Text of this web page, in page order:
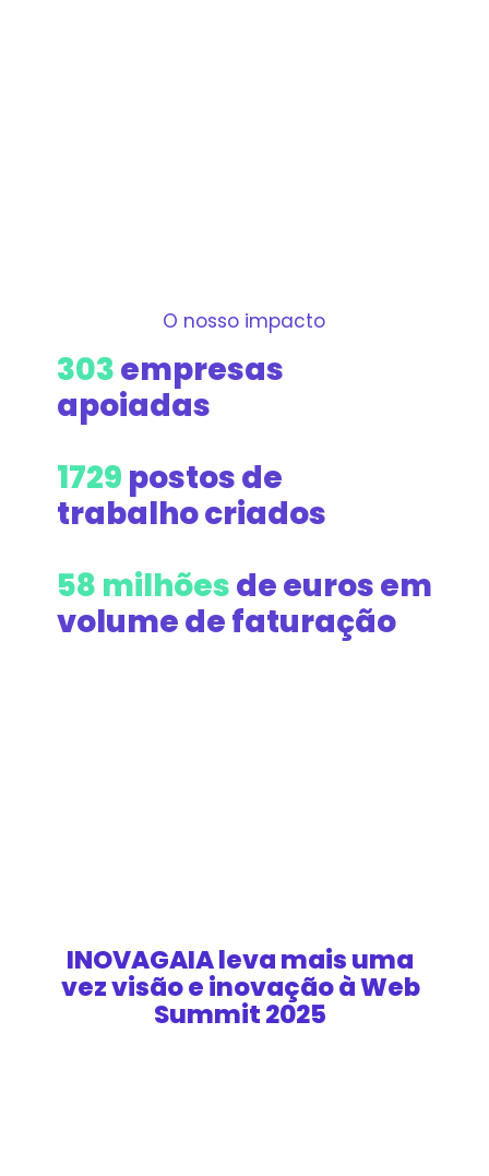
O nosso impacto
303empresas
apoiadas
1729 postos de
trabalho criados
58 milhõesde euros em
volume de faturação
INOVAGAIA leva mais uma
vez visão e inovação à Web
Summit 2025